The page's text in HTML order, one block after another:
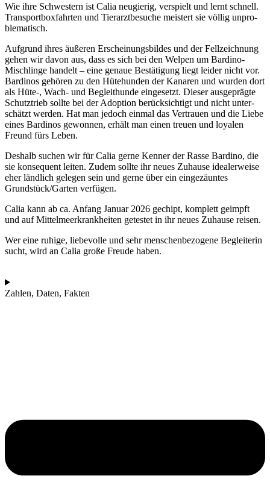
Wie ihre Schwes­tern ist Calia neu­gie­rig, ver­spielt und lernt schnell.
Trans­port­box­fahr­ten und Tier­arzt­be­su­che meis­tert sie völ­lig unpro­
ble­ma­tisch.
Auf­grund ihres äuße­ren Erschei­nungs­bil­des und der Fell­zeich­nung
gehen wir davon aus, dass es sich bei den Wel­pen um Bar­di­no-
Misch­lin­ge han­delt – eine genaue Bestä­ti­gung liegt lei­der nicht vor.
Bar­di­nos gehö­ren zu den Hüte­hun­den der Kana­ren und wur­den dort
als Hüte‑, Wach- und Begleit­hun­de ein­ge­setzt. Die­ser aus­ge­präg­te
Schutz­trieb soll­te bei der Adop­ti­on berück­sich­tigt und nicht unter­
schätzt wer­den. Hat man jedoch ein­mal das Ver­trau­en und die Lie­be
eines Bar­di­nos gewon­nen, erhält man einen treu­en und loya­len
Freund fürs Leben.
Des­halb suchen wir für Calia ger­ne Ken­ner der Ras­se Bar­di­no, die
sie kon­se­quent lei­ten. Zudem soll­te ihr neu­es Zuhau­se idea­ler­wei­se
eher länd­lich gele­gen sein und ger­ne über ein ein­ge­zäun­tes
Grundstück/Garten ver­fü­gen.
Calia kann ab ca. Anfang Janu­ar 2026 gechipt, kom­plett geimpft
und auf Mit­tel­meer­krank­hei­ten getes­tet in ihr neu­es Zuhau­se rei­sen.
Wer eine ruhi­ge, lie­be­vol­le und sehr men­schen­be­zo­ge­ne Beglei­te­rin
sucht, wird an Calia gro­ße Freu­de haben.
Zahlen, Daten, Fakten